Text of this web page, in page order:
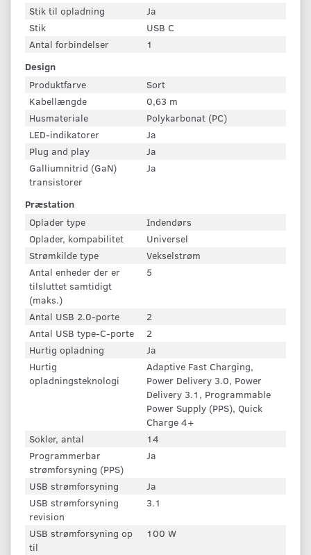
Stik til opladning
Ja
Stik
USB C
Antal forbindelser
1
Design
Produktfarve
Sort
Kabellængde
0,63 m
Husmateriale
Polykarbonat (PC)
LED-indikatorer
Ja
Plug and play
Ja
Galliumnitrid (GaN)
transistorer
Ja
Præstation
Oplader type
Indendørs
Oplader, kompabilitet
Universel
Strømkilde type
Vekselstrøm
Antal enheder der er
tilsluttet samtidigt
(maks.)
5
Antal USB 2.0-porte
2
Antal USB type-C-porte
2
Hurtig opladning
Ja
Hurtig
opladningsteknologi
Adaptive Fast Charging,
Power Delivery 3.0, Power
Delivery 3.1, Programmable
Power Supply (PPS), Quick
Charge 4+
Sokler, antal
14
Programmerbar
strømforsyning (PPS)
Ja
USB strømforsyning
Ja
USB strømforsyning
revision
3.1
USB strømforsyning op
til
100 W